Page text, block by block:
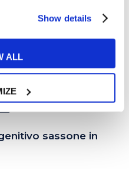
Show details
ALL
sassone in